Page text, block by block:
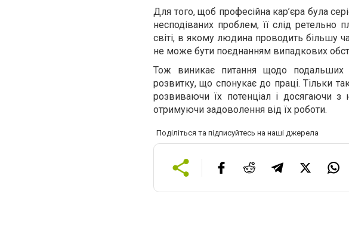
Для того, щоб професійна кар’єра була
несподіваних проблем, її слід ретельно
світі, в якому людина проводить більшу
не може бути поєднанням випадкових
Тож виникає питання щодо подальших
розвитку, що спонукає до праці. Тільки
розвиваючи їх потенціал і досягаючи
отримуючи задоволення від їх роботи.
Поділіться та підписуйтесь на наші джерела